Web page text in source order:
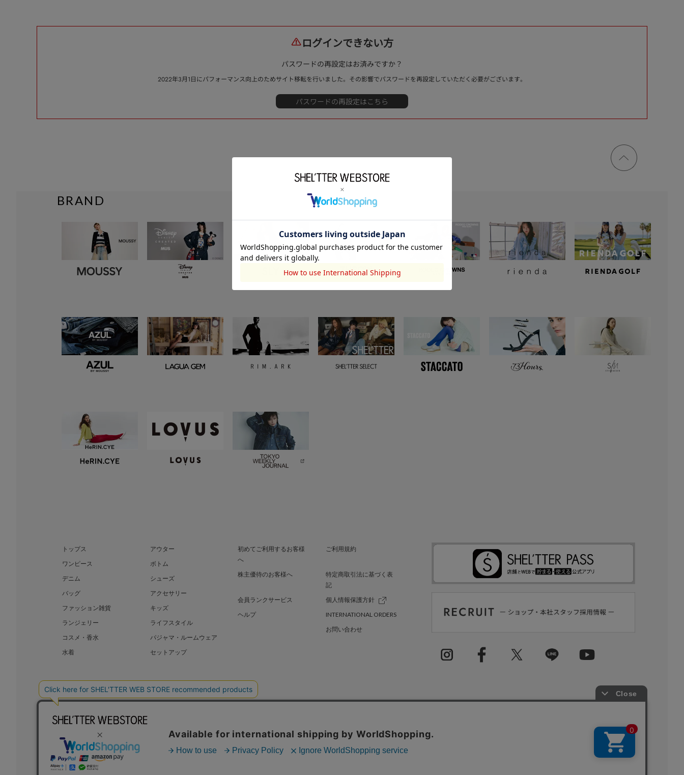
ログインできない方
パスワードの再設定はお済みですか？
2022年3月1日にパフォーマンス向上のためサイト移転を行いました。その影響でパスワードを再設定していただく必要がございます。
ページ
トップ
BRAND
トップス
アウター
ワンピース
ボトム
デニム
シューズ
バッグ
アクセサリー
ファッション雑貨
キッズ
ランジェリー
ライフスタイル
コスメ・香水
パジャマ・ルームウェア
水着
セットアップ
初めてご利用するお客様
へ
ご利用規約
株主優待のお客様へ
特定商取引法に基づく表
記
会員ランクサービス
個人情報保護方針
ヘルプ
INTERNATIONAL ORDERS
お問い合わせ
BAROQUE JAPAN LIMITED SHEL’TTER GREEN 採用情報
COPYRIGHT © BAROQUE JAPAN LIMITED ALL RIGHTS RESERVED.